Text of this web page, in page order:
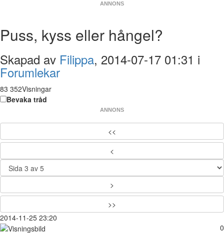
ANNONS
Puss, kyss eller hångel?
Skapad av Filippa, 2014-07-17 01:31 i
Forumlekar
83 352Visningar
Bevaka tråd
ANNONS
<<
<
>
>>
2014-11-25 23:20
0